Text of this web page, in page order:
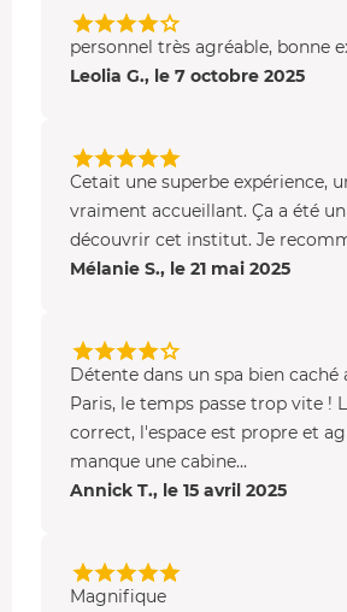
personnel très agréable, bonne
Leolia G., le 7 octobre 2025
Cetait une superbe expérience,
vraiment accueillant. Ça a été
découvrir cet institut. Je
Mélanie S., le 21 mai 2025
Détente dans un spa bien caché
Paris, le temps passe trop vite !
correct, l'espace est propre et
manque une cabine...
Annick T., le 15 avril 2025
Magnifique